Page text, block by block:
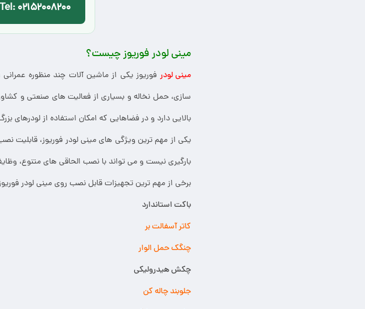
02152008200
مینی لودر فوریوز چیست؟
مینی لودر فوریوز یکی از ماشین آلات چند منظوره
سازی، حمل نخاله و بسیاری از فعالیت های صنعتی و
بالایی دارد و در فضاهایی که امکان استفاده از لودرهای
یکی از مهم ترین ویژگی های مینی لودر فوریوز،
بارگیری نیست و می تواند با نصب الحاقی های متنوع،
برخی از مهم ترین تجهیزات قابل نصب روی مینی لودر
باکت استاندارد
کاتر آسفالت بر
چنگک حمل الوار
چکش هیدرولیکی
جلوبند چاله کن